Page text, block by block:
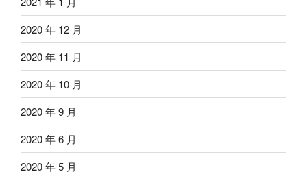
2020 年 12 月
2020 年 11 月
2020 年 10 月
2020 年 9 月
2020 年 6 月
2020 年 5 月